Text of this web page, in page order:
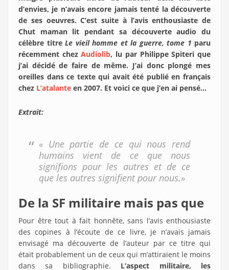
d’envies, je n’avais encore jamais tenté la découverte
de ses oeuvres. C’est suite à l’avis enthousiaste de
Chut maman lit pendant sa découverte audio du
célèbre titreLe vieil homme et la guerre, tome 1 paru
récemment chezAudiolib, lu par Philippe Spiteri que
j’ai décidé de faire de même. J’ai donc plongé mes
oreilles dans ce texte qui avait été publié en français
chez L’atalante en 2007. Et voici ce que j’en ai pensé…
Extrait:
« Une partie de ce qui nous rend
humains vient de ce que nous
signifions pour les autres et de ce
que les autres signifient pour nous.»
De la SF militaire mais pas que
Pour être tout à fait honnête, sans l’avis enthousiaste
des copines à l’écoute de ce livre, je n’avais jamais
envisagé ma découverte de l’auteur par ce titre qui
était probablement un de ceux qui m’attiraient le moins
dans sa bibliographie. L’aspect militaire, les